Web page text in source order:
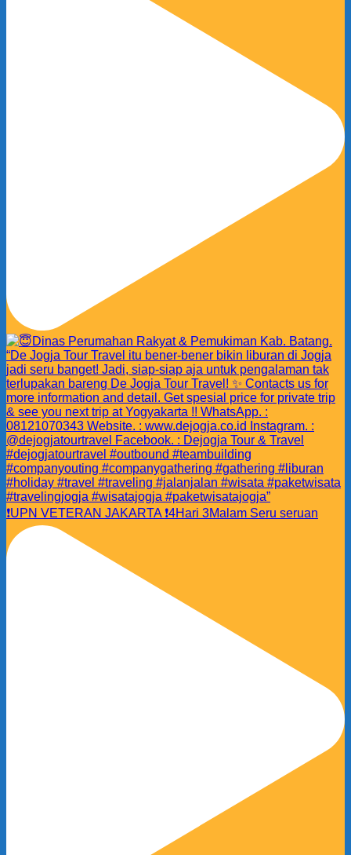
❗️UPN VETERAN JAKARTA ❗️4Hari 3Malam Seru seruan